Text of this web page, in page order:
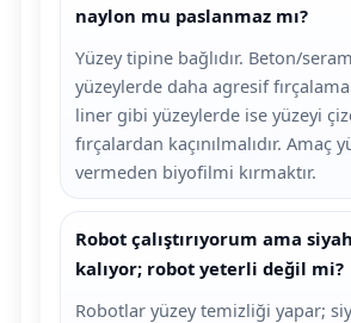
naylon mu paslanmaz mı?
Yüzey tipine bağlıdır. Beton/
yüzeylerde daha agresif
liner gibi yüzeylerde ise yüzeyi
fırçalardan kaçınılmalıdır. Amaç
vermeden biyofilmi kırmaktır.
Robot çalıştırıyorum ama
kalıyor; robot yeterli değil mi?
Robotlar yüzey temizliği yapar;